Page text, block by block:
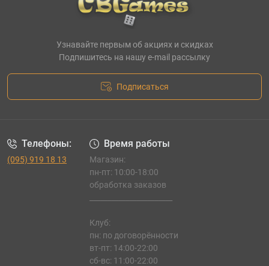
Узнавайте первым об акциях и скидках
Подпишитесь на нашу e-mail рассылку
Подписаться
Телефоны:
(095) 919 18 13
Время работы
Магазин:
пн-пт: 10:00-18:00
обработка заказов
Клуб:
пн: по договорённости
вт-пт: 14:00-22:00
сб-вс: 11:00-22:00